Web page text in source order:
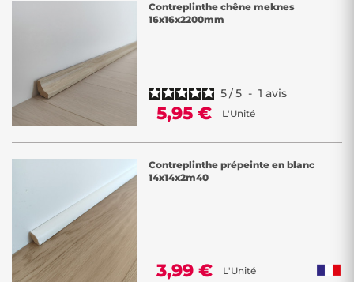
Contreplinthe chêne meknes
16x16x2200mm
5/5 - 1 avis
5,95 € L'Unité
Contreplinthe prépeinte en blanc
14x14x2m40
3,99 € L'Unité